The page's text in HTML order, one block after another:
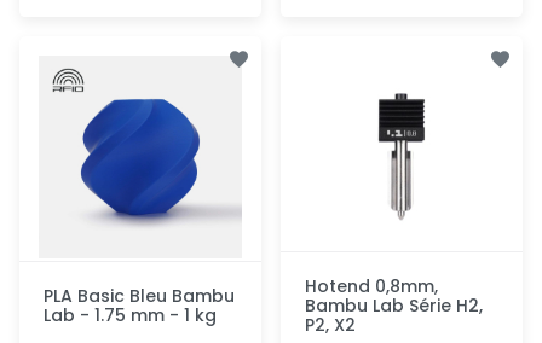
PLA Basic Bleu Bambu
Lab - 1.75 mm - 1 kg
Hotend 0,8mm,
Bambu Lab Série H2,
P2, X2